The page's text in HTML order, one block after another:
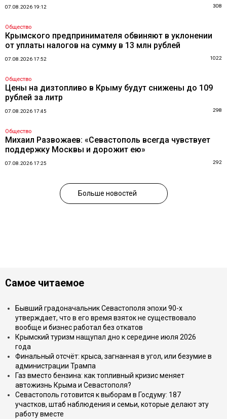
07.08.2026 19:12 308
Общество
Крымского предпринимателя обвиняют в уклонении
от уплаты налогов на сумму в 13 млн рублей
07.08.2026 17:52 1022
Общество
Цены на дизтопливо в Крыму будут снижены до 109
рублей за литр
07.08.2026 17:45 298
Общество
Михаил Развожаев: «Севастополь всегда чувствует
поддержку Москвы и дорожит ею»
07.08.2026 17:25 292
Больше новостей
Самое читаемое
Бывший градоначальник Севастополя эпохи 90-х
утверждает, что в его время взяток не существовало
вообще и бизнес работал без откатов
Крымский туризм нащупал дно к середине июля 2026
года
Финальный отсчёт: крыса, загнанная в угол, или безумие в
администрации Трампа
Газ вместо бензина: как топливный кризис меняет
автожизнь Крыма и Севастополя?
Севастополь готовится к выборам в Госдуму: 187
участков, штаб наблюдения и семьи, которые делают эту
работу вместе